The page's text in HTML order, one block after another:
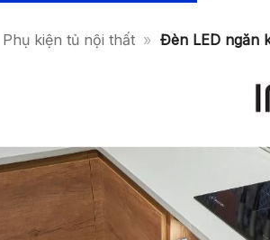
Phụ kiện tủ nội thất » Đèn LED ngăn